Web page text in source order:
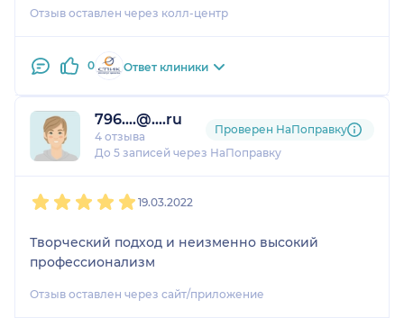
приятно там находиться.
Отзыв оставлен через колл-центр
0 Ответ клиники
796....@....ru
4 отзыва
До 5 записей через НаПоправку
Проверен НаПоправку
19.03.2022
Творческий подход и неизменно высокий
профессионализм
Отзыв оставлен через сайт/приложение